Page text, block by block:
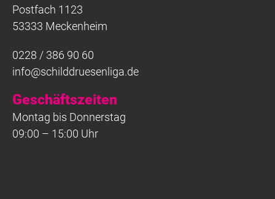
Postfach 1123
53333 Meckenheim
0228 / 386 90 60
info@schilddruesenliga.de
Geschäftszeiten
Montag bis Donnerstag
09:00 – 15:00 Uhr